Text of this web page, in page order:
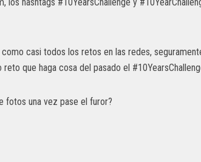
casi todos los retos en las redes,
que haga cosa del pasado el
fotos una vez pase el furor?